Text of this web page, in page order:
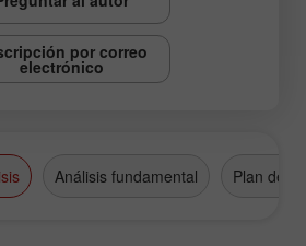
por correo
electrónico
Análisis fundamental Plan de